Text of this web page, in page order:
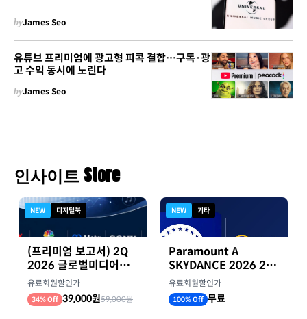
byJames Seo
유튜브 프리미엄에 광고형 피콕 결합…구독·광
고 수익 동시에 노린다
byJames Seo
인사이트 Store
NEW 디지털북
(프리미엄 보고서) 2Q
2026 글로벌미디어기
업 실적 종합 보고서
유료회원할인가
34% Off 39,000원59,000원
NEW 기타
Paramount A
SKYDANCE 2026 2분
기 실적
유료회원할인가
100% Off 무료